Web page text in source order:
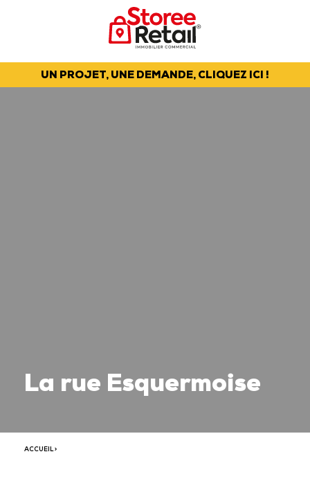
UN PROJET, UNE DEMANDE, CLIQUEZ ICI !
La rue Esquermoise
ACCUEIL>